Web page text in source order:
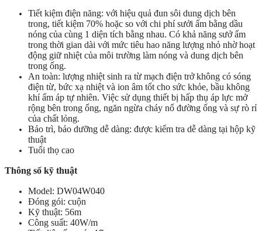
Tiết kiệm điện năng: với hiệu quả đun sôi dung dịch bên
trong, tiết kiệm 70% hoặc so với chi phí sưởi ấm bằng dầu
nóng của cùng 1 diện tích bằng nhau. Có khả năng sưở ấm
trong thời gian dài với mức tiêu hao năng lượng nhỏ nhờ hoạt
động giữ nhiệt của môi trường làm nóng và dung dịch bên
trong ống.
An toàn: lượng nhiệt sinh ra từ mạch điện trở không có sóng
điện từ, bức xạ nhiệt và ion âm tốt cho sức khỏe, bầu không
khí ấm áp tự nhiên. Việc sử dụng thiết bị hấp thụ áp lực mở
rộng bên trong ống, ngăn ngừa cháy nổ đường ống và sự rò rỉ
của chất lỏng.
Bảo trì, bảo dưỡng dễ dàng: được kiểm tra dễ dàng tại hộp kỹ
thuật
Tuổi thọ cao
Thông số kỹ thuật
Model: DW04W040
Đóng gói: cuộn
Kỹ thuật: 56m
Công suất: 40W/m